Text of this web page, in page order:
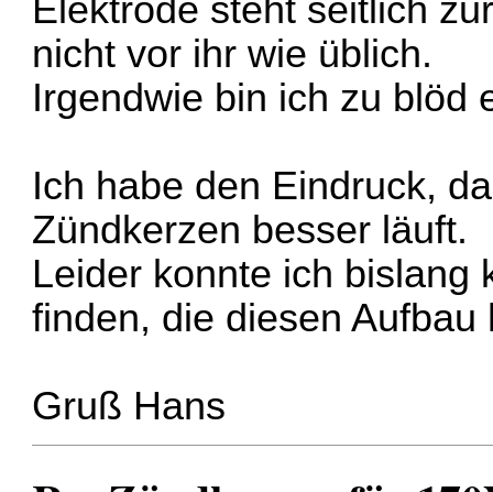
Elektrode steht seitlich
nicht vor ihr wie üblich.
Irgendwie bin ich zu blöd
Ich habe den Eindruck,
Zündkerzen besser läuft.
Leider konnte ich bislang
finden, die diesen Aufbau
Gruß Hans